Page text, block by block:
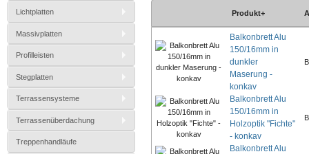
Produkt+
Balkonbrett Alu
150/16mm in
dunkler
Maserung -
konkav
Balkonbrett Alu
150/16mm in
Holzoptik "Fichte"
- konkav
Balkonbrett Alu
Lichtplatten
Massivplatten
Profilleisten
Stegplatten
Terrassensysteme
Terrassenüberdachung
Treppenhandläufe